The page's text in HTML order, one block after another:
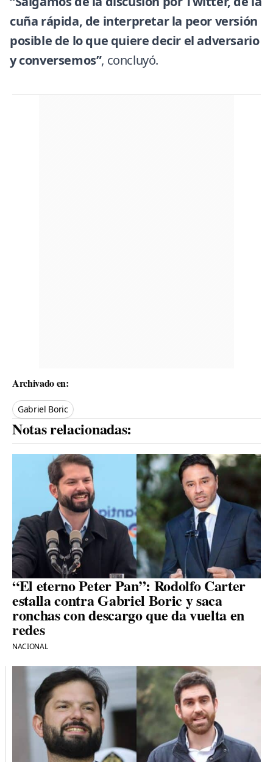
cuña rápida, de interpretar la peor versión
posible de lo que quiere decir el adversario
y conversemos”, concluyó.
Archivado en:
Gabriel Boric
Notas relacionadas:
“El eterno Peter Pan”: Rodolfo Carter
estalla contra Gabriel Boric y saca
ronchas con descargo que da vuelta en
redes
NACIONAL